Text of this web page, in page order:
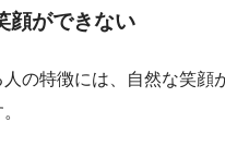
顔ができない
の特徴には、自然な笑顔